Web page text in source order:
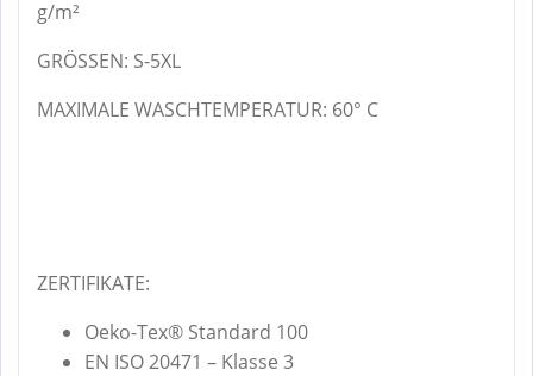
g/m²
GRÖSSEN: S-5XL
MAXIMALE WASCHTEMPERATUR: 60° C
ZERTIFIKATE:
Oeko-Tex® Standard 100
EN ISO 20471 – Klasse 3